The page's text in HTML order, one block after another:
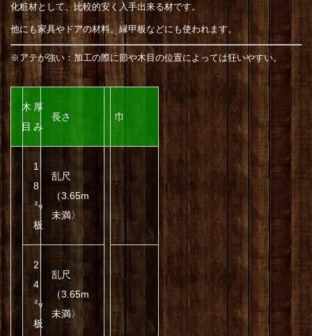
化粧材として、比較的安く入手出来る材です。
他にも家具やドアの材料。縁甲板などにも使われます。
※アテが強い：加工の際に節や木目の位置によっては狂いやすい。
木
目
厚
み
長さ 巾
1
8
㍉
板
乱尺
（3.65m
未満〉
2
4
㍉
板
乱尺
（3.65m
未満〉